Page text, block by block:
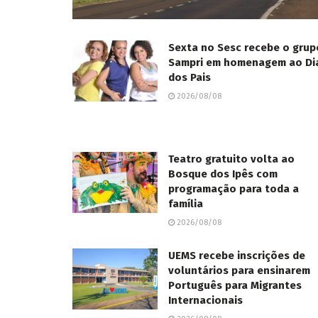
Sexta no Sesc recebe o
Sampri em homenagem ao
dos Pais
2026/08/08
Teatro gratuito volta ao
Bosque dos Ipês com
programação para toda a
família
2026/08/08
UEMS recebe inscrições de
voluntários para ensinarem
Português para Migrantes
Internacionais